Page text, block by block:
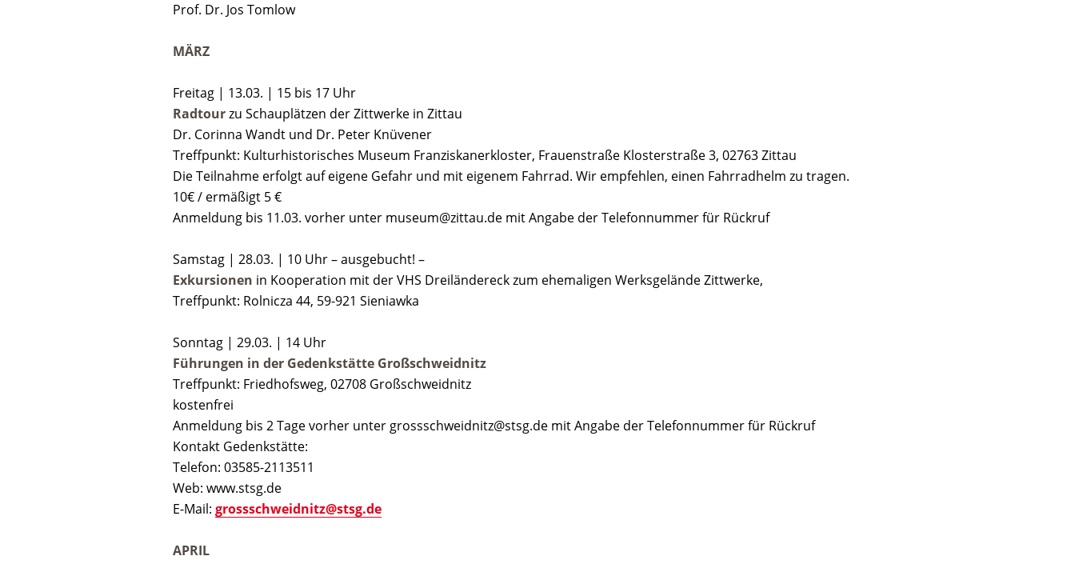
Prof. Dr. Jos Tomlow
MÄRZ
Freitag | 13.03. | 15 bis 17 Uhr
Radtourzu Schauplätzen der Zittwerke in Zittau
Dr. Corinna Wandt und Dr. Peter Knüvener
Treffpunkt: Kulturhistorisches Museum Franziskanerkloster, Frauenstraße Klosterstraße 3, 02763 Zittau
Die Teilnahme erfolgt auf eigene Gefahr und mit eigenem Fahrrad. Wir empfehlen, einen Fahrradhelm zu tragen.
10€ / ermäßigt 5 €
Anmeldung bis 11.03. vorher unter museum@zittau.de mit Angabe der Telefonnummer für Rückruf
Samstag | 28.03. | 10 Uhr – ausgebucht! –
Exkursionen in Kooperation mit der VHS Dreiländereck zum ehemaligen Werksgelände Zittwerke,
Treffpunkt: Rolnicza 44, 59-921 Sieniawka
Sonntag | 29.03. | 14 Uhr
Führungen in der Gedenkstätte Großschweidnitz
Treffpunkt: Friedhofsweg, 02708 Großschweidnitz
kostenfrei
Anmeldung bis 2 Tage vorher unter grossschweidnitz@stsg.de mit Angabe der Telefonnummer für Rückruf
Kontakt Gedenkstätte:
Telefon: 03585-2113511
Web: www.stsg.de
E-Mail: grossschweidnitz@stsg.de
APRIL